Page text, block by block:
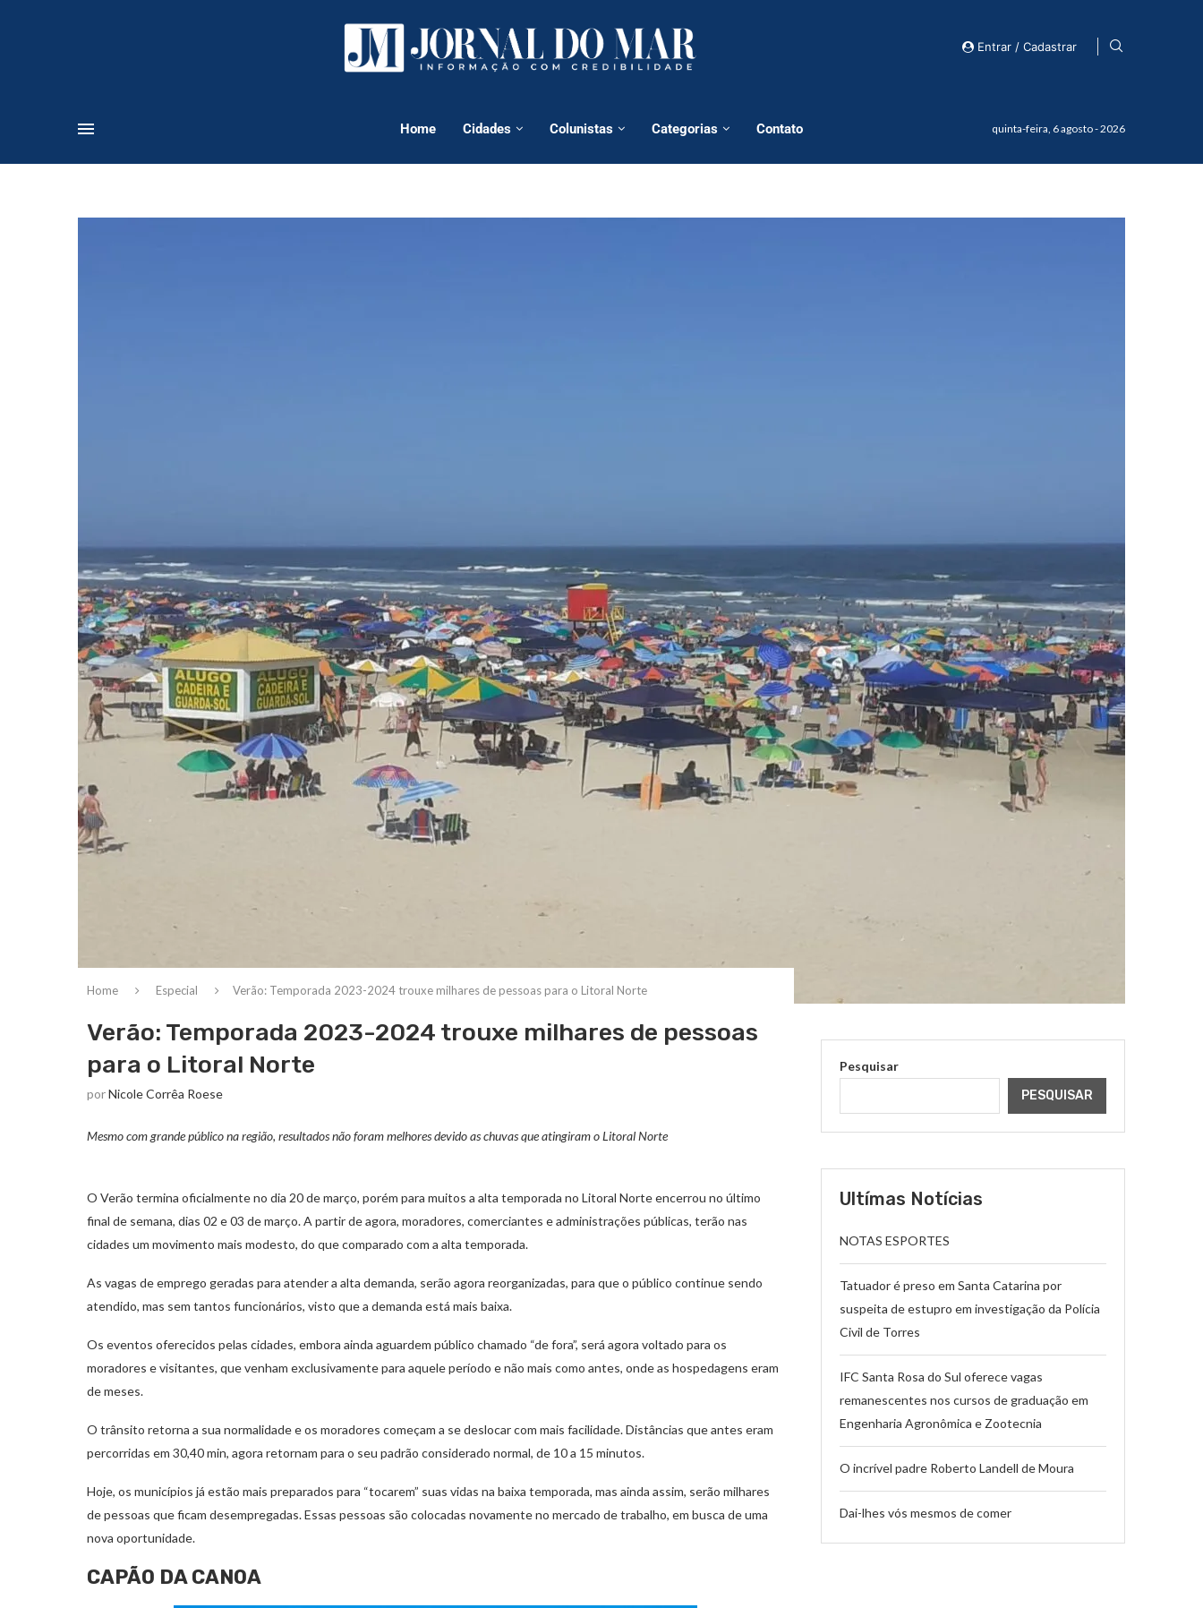
Entrar / Cadastrar
Home Cidades Colunistas Categorias Contato quinta-feira, 6 agosto - 2026
Home Especial Verão: Temporada 2023-2024 trouxe milhares de pessoas para o Litoral Norte
Verão: Temporada 2023-2024 trouxe milhares de pessoas
para o Litoral Norte
porNicole Corrêa Roese
Mesmo com grande público na região, resultados não foram melhores devido as chuvas que atingiram o Litoral Norte
O Verão termina oficialmente no dia 20 de março, porém para muitos a alta temporada no Litoral Norte encerrou no último
final de semana, dias 02 e 03 de março. A partir de agora, moradores, comerciantes e administrações públicas, terão nas
cidades um movimento mais modesto, do que comparado com a alta temporada.
As vagas de emprego geradas para atender a alta demanda, serão agora reorganizadas, para que o público continue sendo
atendido, mas sem tantos funcionários, visto que a demanda está mais baixa.
Os eventos oferecidos pelas cidades, embora ainda aguardem público chamado “de fora”, será agora voltado para os
moradores e visitantes, que venham exclusivamente para aquele período e não mais como antes, onde as hospedagens eram
de meses.
O trânsito retorna a sua normalidade e os moradores começam a se deslocar com mais facilidade. Distâncias que antes eram
percorridas em 30,40 min, agora retornam para o seu padrão considerado normal, de 10 a 15 minutos.
Hoje, os municípios já estão mais preparados para “tocarem” suas vidas na baixa temporada, mas ainda assim, serão milhares
de pessoas que ficam desempregadas. Essas pessoas são colocadas novamente no mercado de trabalho, em busca de uma
nova oportunidade.
CAPÃO DA CANOA
Pesquisar
PESQUISAR
Ultímas Notícias
NOTAS ESPORTES
Tatuador é preso em Santa Catarina por
suspeita de estupro em investigação da Polícia
Civil de Torres
IFC Santa Rosa do Sul oferece vagas
remanescentes nos cursos de graduação em
Engenharia Agronômica e Zootecnia
O incrível padre Roberto Landell de Moura
Dai-lhes vós mesmos de comer